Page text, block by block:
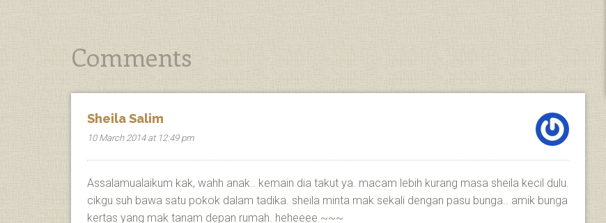
Comments
Sheila Salim
10 March 2014 at 12:49 pm
Assalamualaikum kak, wahh anak.. kemain dia takut ya. macam lebih kurang masa sheila kecil dulu.
cikgu suh bawa satu pokok dalam tadika. sheila minta mak sekali dengan pasu bunga.. amik bunga
kertas yang mak tanam depan rumah. heheeee ~~~